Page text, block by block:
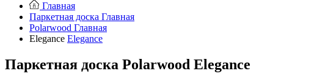
Главная
Паркетная доска Главная
Polarwood Главная
Elegance Elegance
Паркетная доска Polarwood Elegance